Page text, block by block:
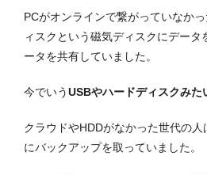
PCがオンラインで繋がっていなか
ィスクという磁気ディスクにデー
ータを共有していました。
今でいうUSBやハードディスクみた
クラウドやHDDがなかった世代の
にバックアップを取っていました。